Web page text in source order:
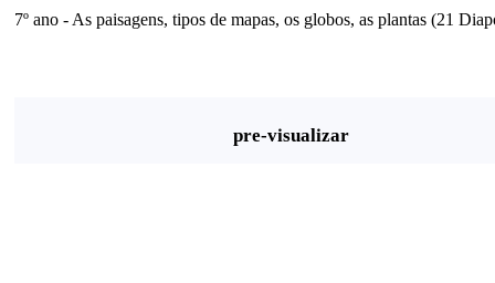
7º ano - As paisagens, tipos de mapas, os globos, as plantas (21
pre-visualizar